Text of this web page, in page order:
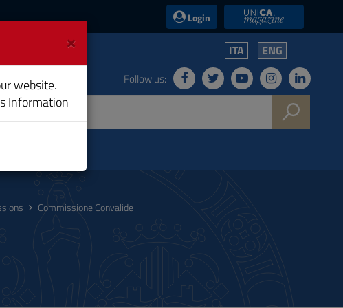
Login UniCA News
ITA ENG
Follow us:
Commissione Convalide
×
website.
Information